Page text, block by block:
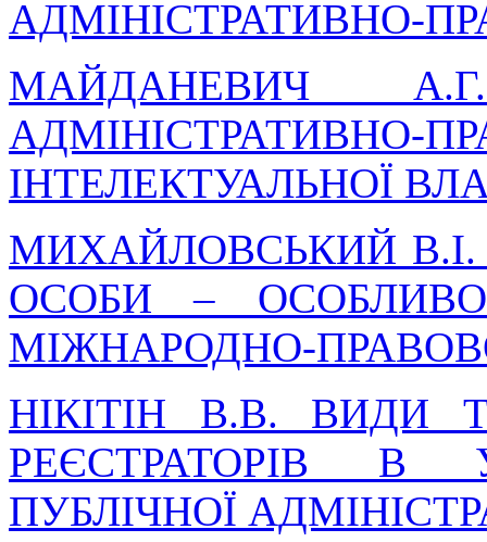
АДМІНІСТРАТИВНО-
МАЙДАНЕВИЧ
ІНТЕЛЕКТУАЛЬНОЇ
МИХАЙЛОВСЬКИЙ
ОСОБИ –
МІЖНАРОДНО-
НІКІТІН В.В. ВИДИ
РЕЄСТРАТОРІВ В
ПУБЛІЧНОЇ